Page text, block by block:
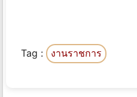
Tag : งานราชการ